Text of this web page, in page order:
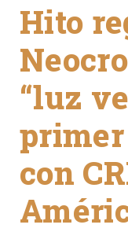
Hito
“luz
con